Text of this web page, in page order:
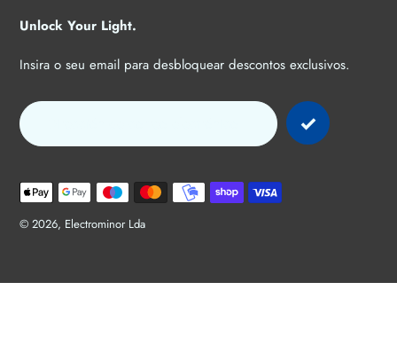
Unlock Your Light.
Insira o seu email para desbloquear descontos exclusivos.
© 2026, Electrominor Lda
Métodos
de
pago